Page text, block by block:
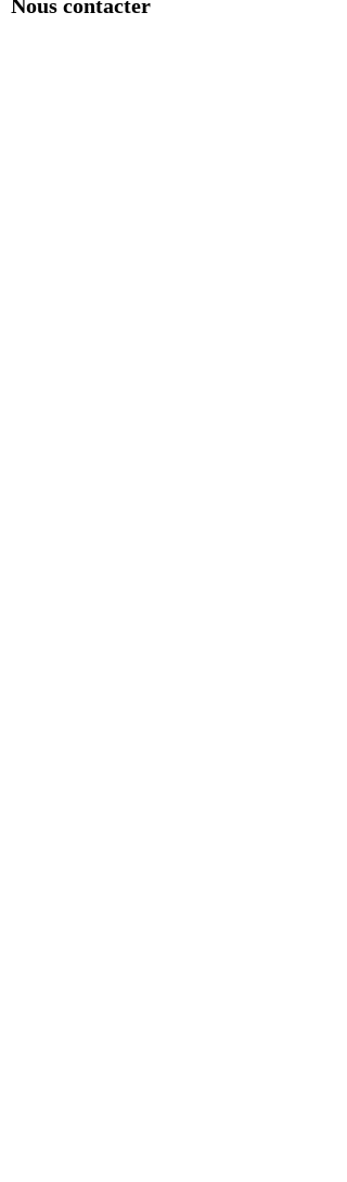
Nous contacter